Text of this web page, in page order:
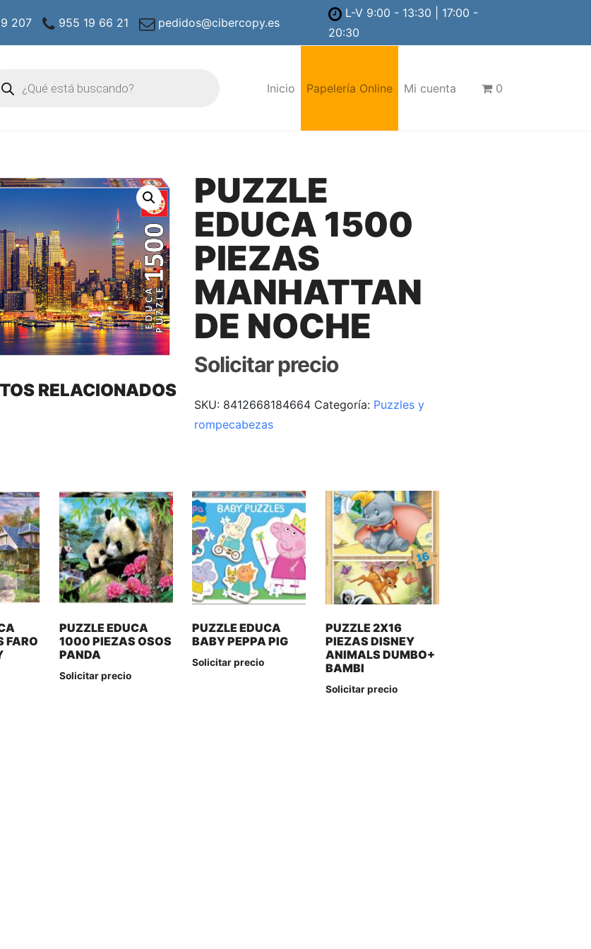
207 955 19 66 21 pedidos@cibercopy.es
L-V 9:00 - 13:30 | 17:00 -
20:30
Inicio Papelería Online Mi cuenta 0
PUZZLE
EDUCA 1500
PIEZAS
MANHATTAN
DE NOCHE
Solicitar precio
SKU: 8412668184664 Categoría: Puzzles y
rompecabezas
RELACIONADOS
FARO
PUZZLE EDUCA
1000 PIEZAS OSOS
PANDA
Solicitar precio
PUZZLE EDUCA
BABY PEPPA PIG
Solicitar precio
PUZZLE 2X16
PIEZAS DISNEY
ANIMALS DUMBO+
BAMBI
Solicitar precio